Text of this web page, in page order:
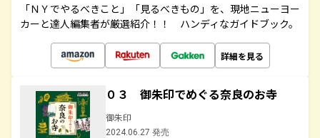
「ＮＹでやるべきこと」「見るべきもの」を、現地ニューヨー
カーと達人編集者が厳選紹介！！ ハンディなガイドブック。
詳細を見る
０３ 御朱印でめぐる奈良のお寺
御朱印
2024.06.27 発売